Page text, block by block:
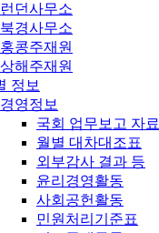
런던사무소
북경사무소
홍콩주재원
상해주재원
정보
경영정보
국회 업무보고 자료
월별 대차대조표
외부감사 결과 등
윤리경영활동
사회공헌활동
민원처리기준표